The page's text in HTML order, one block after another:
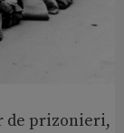
de prizonieri,